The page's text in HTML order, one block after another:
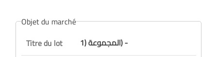
Objet du marché
Titre du lot
المجموعة (1) -